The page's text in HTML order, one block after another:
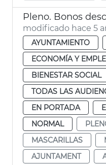
Pleno. Bonos
modificado hace 5
AYUNTAMIENTO
ECONOMÍA Y
BIENESTAR SOCIAL
TODAS LAS
EN PORTADA
NORMAL
MASCARILLAS
AJUNTAMENT